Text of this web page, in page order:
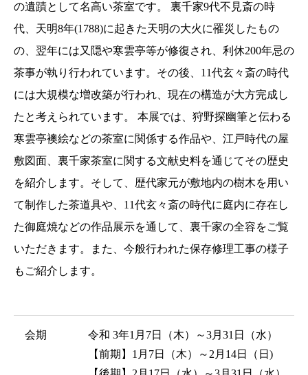
の遺蹟として名高い茶室です。 裏千家9代不見斎の時
代、天明8年(1788)に起きた天明の大火に罹災したもの
の、翌年には又隠や寒雲亭等が修復され、利休200年忌の
茶事が執り行われています。その後、11代玄々斎の時代
には大規模な増改築が行われ、現在の構造が大方完成し
たと考えられています。 本展では、狩野探幽筆と伝わる
寒雲亭襖絵などの茶室に関係する作品や、江戸時代の屋
敷図面、裏千家茶室に関する文献史料を通じてその歴史
を紹介します。そして、歴代家元が敷地内の樹木を用い
て制作した茶道具や、11代玄々斎の時代に庭内に存在し
た御庭焼などの作品展示を通して、裏千家の全容をご覧
いただきます。また、今般行われた保存修理工事の様子
もご紹介します。
会期
令和 3年1月7日（木）～3月31日（水）
【前期】1月7日（木）～2月14日（日)